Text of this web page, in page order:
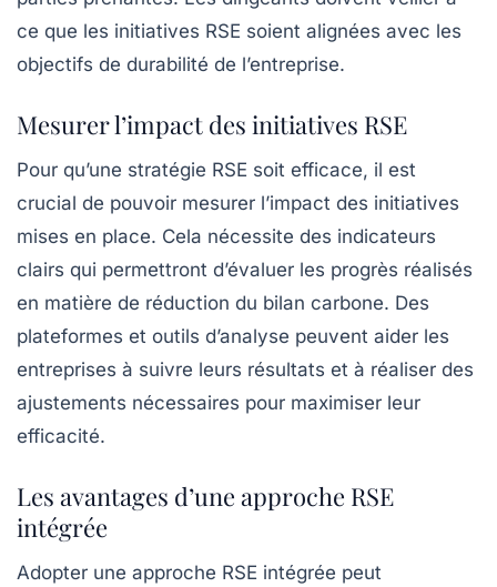
ce que les initiatives RSE soient alignées avec les
objectifs de durabilité de l’entreprise.
Mesurer l’impact des initiatives RSE
Pour qu’une stratégie RSE soit efficace, il est
crucial de pouvoir mesurer l’impact des initiatives
mises en place. Cela nécessite des indicateurs
clairs qui permettront d’évaluer les progrès réalisés
en matière de réduction du bilan carbone. Des
plateformes et outils d’analyse peuvent aider les
entreprises à suivre leurs résultats et à réaliser des
ajustements nécessaires pour maximiser leur
efficacité.
Les avantages d’une approche RSE
intégrée
Adopter une approche RSE intégrée peut